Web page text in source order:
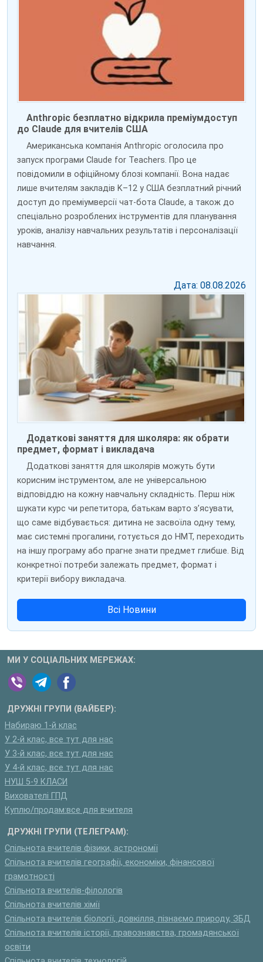
Anthropic безплатно відкрила преміумдоступ
до Claude для вчителів США
Американська компанія Anthropic оголосила про
запуск програми Claude for Teachers. Про це
повідомили в офіційному блозі компанії. Вона надає
лише вчителям закладів K–12 у США безплатний річний
доступ до преміумверсії чат-бота Claude, а також до
спеціально розроблених інструментів для планування
уроків, аналізу навчальних результатів і персоналізації
навчання.
Дата: 08.08.2026
Додаткові заняття для школяра: як обрати
предмет, формат і викладача
Додаткові заняття для школярів можуть бути
корисним інструментом, але не універсальною
відповіддю на кожну навчальну складність. Перш ніж
шукати курс чи репетитора, батькам варто з’ясувати,
що саме відбувається: дитина не засвоїла одну тему,
має системні прогалини, готується до НМТ, переходить
на іншу програму або прагне знати предмет глибше. Від
конкретної потреби залежать предмет, формат і
критерії вибору викладача.
Всі Новини
МИ У СОЦІАЛЬНИХ МЕРЕЖАХ:
ДРУЖНІ ГРУПИ (ВАЙБЕР):
Набираю 1-й клас
У 2-й клас, все тут для нас
У 3-й клас, все тут для нас
У 4-й клас, все тут для нас
НУШ 5-9 КЛАСИ
Вихователі ГПД
Куплю/продам:все для вчителя
ДРУЖНІ ГРУПИ (ТЕЛЕГРАМ):
Спільнота вчителів фізики, астрономії
Спільнота вчителів географії, економіки, фінансової
грамотності
Спільнота вчителів-філологів
Спільнота вчителів хімії
Спільнота вчителів біології, довкілля, пізнаємо природу, ЗБД
Спільнота вчителів історії, правознавства, громадянської
освіти